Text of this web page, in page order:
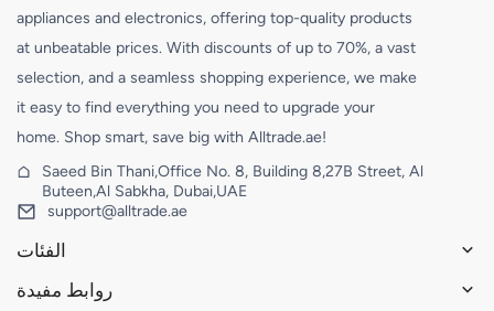
appliances and electronics, offering top-quality products
at unbeatable prices. With discounts of up to 70%, a vast
selection, and a seamless shopping experience, we make
it easy to find everything you need to upgrade your
home. Shop smart, save big with Alltrade.ae!
Saeed Bin Thani,Office No. 8, Building 8,27B Street, Al
Buteen,Al Sabkha, Dubai,UAE
support@alltrade.ae
الفئات
روابط مفيدة